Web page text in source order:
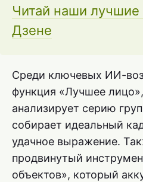
Читай наши
Дзене
Среди ключевых ИИ-
функция «Лучшее
анализирует серию
собирает идеальный
удачное выражение.
продвинутый
объектов», который